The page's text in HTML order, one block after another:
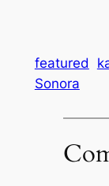
featured
Sonora